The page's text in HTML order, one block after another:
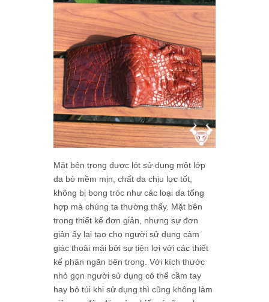
Mặt bên trong được lót sử dụng một lớp
da bò mềm mịn, chất da chịu lực tốt,
không bị bong tróc như các loại da tổng
hợp mà chúng ta thường thấy. Mặt bên
trong thiết kế đơn giản, nhưng sự đơn
giản ấy lại tạo cho người sử dụng cảm
giác thoải mái bởi sự tiện lợi với các thiết
kế phân ngăn bên trong. Với kích thước
nhỏ gọn người sử dụng có thể cầm tay
hay bỏ túi khi sử dụng thì cũng không làm